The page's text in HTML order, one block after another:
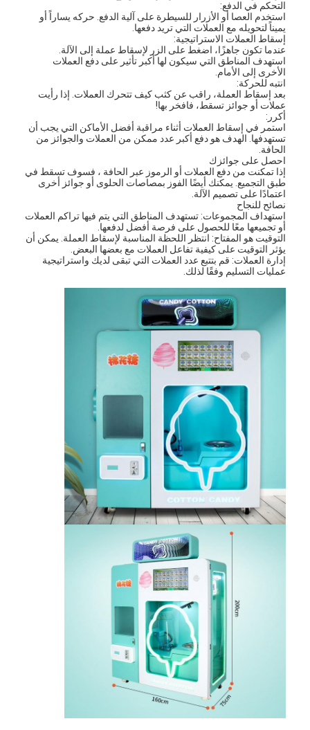
جولة في المصنع
مراقبة الجودة
اتصل بنا
أخبار
اطلب اقتباس
آلة مخلب لعبة
ماكينة غزل البنات
آلة لعبة ضرب المطرقة
آلة كرة السلة
آلة جائزة كليب
آلة ضربة الملاكمة
سيّارة حديقة ترفيهية
طاولة الهوكي الجوي
تعمل بقطع النقود المعدنية كيدي رايد
ركوب الكاروسيل للأطفال
آلة ألعاب السباقات
آلة تبادل الرموز
التحكم في الدفع:
استخدم العصا أو الأزرار للسيطرة على آلية الدفع. حركه يساراً أو
يميناً لتحويله مع العملات التي تريد دفعها.
إسقاط العملات الاستراتيجية:
عندما تكون جاهزًا، اضغط على الزر لإسقاط عملة إلى الآلة.
استهدف المناطق التي سيكون لها أكبر تأثير على دفع العملات
الأخرى إلى الأمام.
انتبه للحركة:
بعد إسقاط العملة، راقب عن كثب كيف تتحرك العملات. إذا رأيت
عملات أو جوائز تسقط، فافخر بها!
أكرر:
استمر في إسقاط العملات أثناء مراقبة أفضل الأماكن التي يجب أن
تستهدفها. الهدف هو دفع أكبر عدد ممكن من العملات والجوائز من
الحافة.
احصل على جوائزك
إذا تمكنت من دفع العملات أو الرموز عبر الحافة ، فسوف تسقط في
طبق التجميع. يمكنك أيضًا الفوز بمصاصات الحلوى أو جوائز أخرى
اعتمادًا على تصميم الآلة.
نصائح للنجاح
استهداف المجموعات: تستهدف المناطق التي يتم فيها تراكم العملات
أو تجميعها معًا للحصول على فرصة أفضل لدفعها.
التوقيت هو المفتاح: انتظر اللحظة المناسبة لإسقاط العملة. يمكن أن
يؤثر التوقيت على كيفية تفاعل العملات مع بعضها البعض.
إدارة العملات: قم بتتبع عدد العملات التي تبقى لديك واستراتيجية
عمليات التسليم وفقًا لذلك.